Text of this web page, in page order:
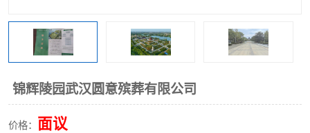
锦辉陵园武汉圆意殡葬有限公司
价格： 面议